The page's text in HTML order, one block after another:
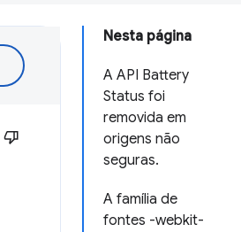
Nesta página
A API Battery
Status foi
removida em
origens não
seguras.
A família de
fontes -webkit-